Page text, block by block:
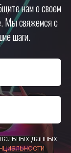
нам о своем
Мы свяжемся с
шаги.
данных